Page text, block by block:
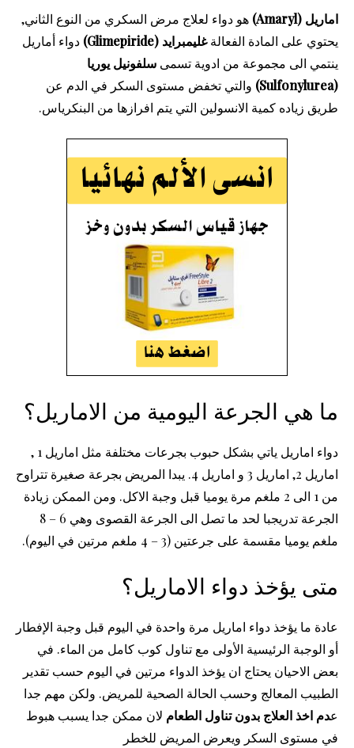
اماريل (Amaryl)
هو دواء لعلاج مرض السكري من النوع الثاني,
يحتوي على المادة الفعالةغليمبرايد (Glimepiride)
دواء أماريل
ينتمي الى مجموعة من ادوية تسمى سلفونيل يوريا
(Sulfonylurea)
والتي تخفض مستوى السكر في الدم عن
طريق زياده كمية الانسولين التي يتم افرازها من البنكرياس.
ما هي الجرعة اليومية من الاماريل؟
دواء اماريل ياتي بشكل حبوب بجرعات مختلفة مثل اماريل 1 ,
اماريل 2, اماريل 3 و اماريل 4. يبدا المريض بجرعة صغيرة تتراوح
من 1 الى 2 ملغم مرة يوميا قبل وجبة الاكل. ومن الممكن زيادة
الجرعة تدريجبا لحد ما تصل الى الجرعة القصوى وهي 6 – 8
ملغم يوميا مقسمة على جرعتين (3 – 4 ملغم مرتين في اليوم).
متى يؤخذ دواء الاماريل؟
عادة ما يؤخذ دواء اماريل مرة واحدة في اليوم قبل وجبة الإفطار
أو الوجبة الرئيسية الأولى مع تناول كوب كامل من الماء. في
بعض الاحيان يحتاج ان يؤخذ الدواء مرتين في اليوم حسب تقدير
الطبيب المعالج وحسب الحالة الصحية للمريض. ولكن مهم جدا
عدم اخذ العلاج بدون تناول الطعام لان ممكن جدا يسبب هبوط
في مستوى السكر ويعرض المريض للخطر